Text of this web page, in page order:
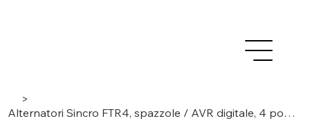
>
Alternatori Sincro FTR4, spazzole / AVR digitale, 4 poli/trifase